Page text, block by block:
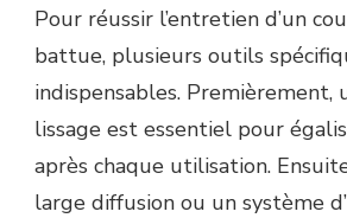
Pour réussir l’entretien d’un
battue, plusieurs outils
indispensables. Premièrement,
lissage est essentiel pour
après chaque utilisation.
large diffusion ou un système